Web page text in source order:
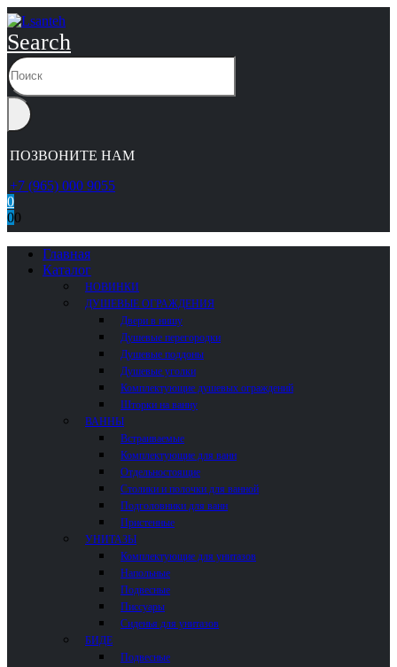
Search
ПОЗВОНИТЕ НАМ
+7 (965) 000 9055
0
00
Главная
Каталог
НОВИНКИ
ДУШЕВЫЕ ОГРАЖДЕНИЯ
Двери в нишу
Душевые перегородки
Душевые поддоны
Душевые уголки
Комплектующие душевых ограждений
Шторки на ванну
ВАННЫ
Встраиваемые
Комплектующие для ванн
Отдельностоящие
Столики и полочки для ванной
Подголовники для ванн
Пристенные
УНИТАЗЫ
Комплектующие для унитазов
Напольные
Подвесные
Писсуары
Сиденья для унитазов
БИДЕ
Подвесные